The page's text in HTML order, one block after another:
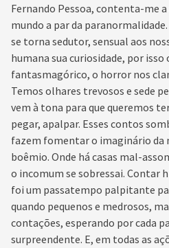
Fernando Pessoa, contenta-me
mundo a par da
se torna sedutor, sensual aos
humana sua curiosidade, por
fantasmagórico, o horror nos
Temos olhares trevosos e sede
vem à tona para que queremos
pegar, apalpar. Esses contos
fazem fomentar o imaginário da
boêmio. Onde há casas mal-
o incomum se sobressai. Contar
foi um passatempo palpitante
quando pequenos e medrosos,
contações, esperando por cada
surpreendente. E, em todas as